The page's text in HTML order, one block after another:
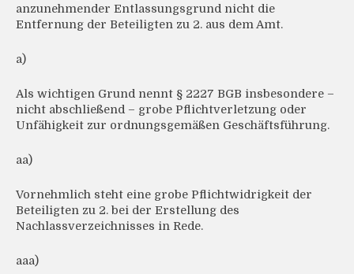
anzunehmender Entlassungsgrund nicht die
Entfernung der Beteiligten zu 2. aus dem Amt.
a)
Als wichtigen Grund nennt § 2227 BGB insbesondere –
nicht abschließend – grobe Pflichtverletzung oder
Unfähigkeit zur ordnungsgemäßen Geschäftsführung.
aa)
Vornehmlich steht eine grobe Pflichtwidrigkeit der
Beteiligten zu 2. bei der Erstellung des
Nachlassverzeichnisses in Rede.
aaa)